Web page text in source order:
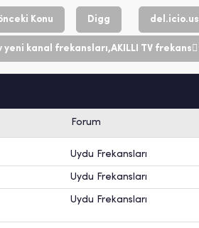
Konu Digg del.icio.us
yeni kanal frekansları,AKILLI TV frekans
Forum
Uydu Frekansları
Uydu Frekansları
Uydu Frekansları